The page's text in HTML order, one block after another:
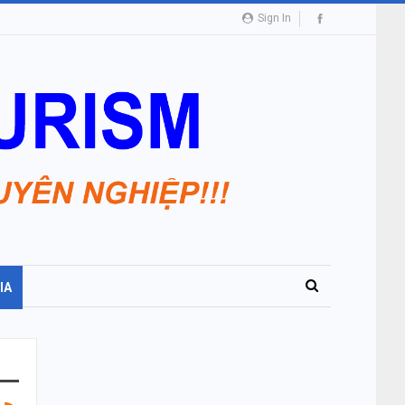
Sign In